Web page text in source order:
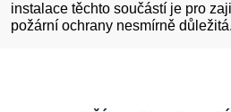
instalace těchto součástí je pro
požární ochrany nesmírně důležitá.